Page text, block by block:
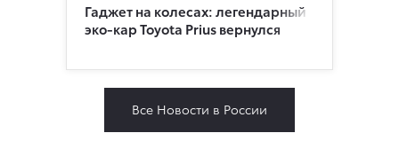
Гаджет на колесах: легендарный
эко-кар Toyota Prius вернулся
Все Новости в России